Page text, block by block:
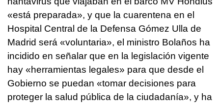
«está preparada», y que la cuarentena en el
Hospital Central de la Defensa Gómez Ulla de
Madrid será «voluntaria», el ministro Bolaños ha
incidido en señalar que en la legislación vigente
hay «herramientas legales» para que desde el
Gobierno se puedan «tomar decisiones para
proteger la salud pública de la ciudadanía», y ha